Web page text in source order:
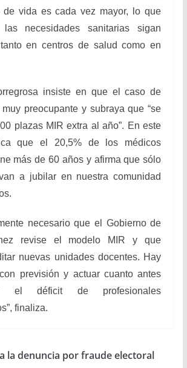
de vida es cada vez mayor, lo que
necesidades sanitarias sigan
en centros de salud como en
insiste en que el caso de
preocupante y subraya que “se
plazas MIR extra al año”. En este
que el 20,5% de los médicos
más de 60 años y afirma que sólo
a jubilar en nuestra comunidad
necesario que el Gobierno de
revise el modelo MIR y que
nuevas unidades docentes. Hay
previsión y actuar cuanto antes
el déficit de profesionales
finaliza.
la denuncia por fraude electoral